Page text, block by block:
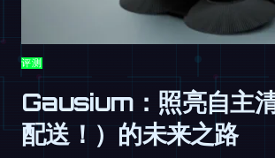
评测
Gausium：照亮自主
配送！）的未来之路